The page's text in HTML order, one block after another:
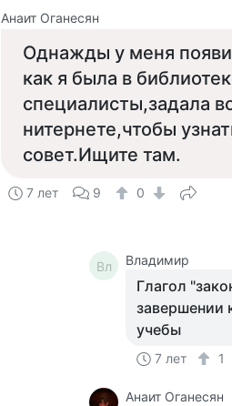
Анаит Оганесян
Однажды у меня
как я была в
специалисты,задала
нитернете,чтобы
совет.Ищите там.
7 лет 9 0
Вл Владимир
Глагол
завершении
учебы
7 лет 1
Анаит Оганесян